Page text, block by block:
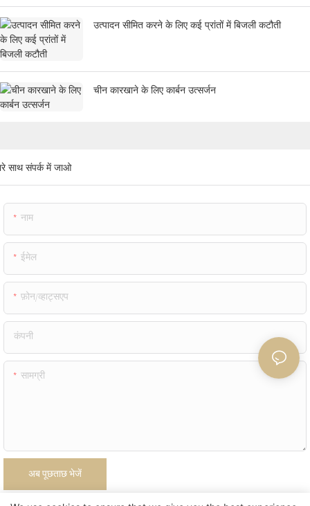
उत्पादन सीमित करने के लिए कई प्रांतों में बिजली कटौती
चीन कारखाने के लिए कार्बन उत्सर्जन
साथ संपर्क में जाओ
नाम
ईमेल
फ़ोन/व्हाट्सएप
कंपनी
सामग्री
अब पूछताछ भेजें